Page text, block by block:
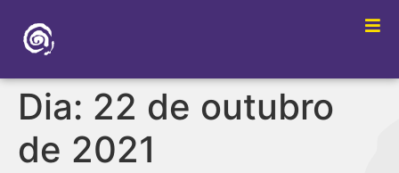
Dia: 22 de outubro
de 2021